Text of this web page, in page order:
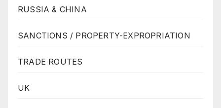
RUSSIA & CHINA
SANCTIONS / PROPERTY-EXPROPRIATION
TRADE ROUTES
UK